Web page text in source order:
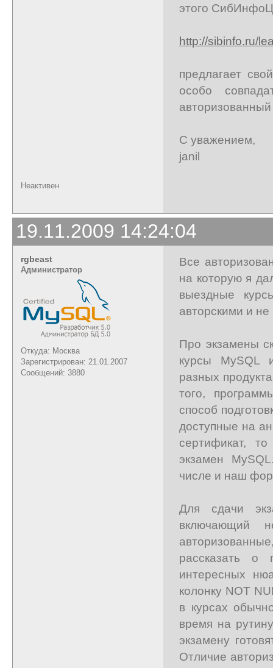
этого
http://sibinfo.ru/
предлагает
особо
С уважением,
janil
Неактивен
19.11.2009 14:24:04
rgbeast
Администратор
Откуда: Москва
Зарегистрирован: 21.01.2007
Сообщений: 3880
Все
на которую я
выездные
авторскими и
Про экзамены
курсы MySQL
разных
того,
способ
доступные на
сертификат,
экзамен
числе и наш
Для сдачи
включающий
рассказать о
интересных
колонку NOT
в курсах
время на
экзамену
Отличие